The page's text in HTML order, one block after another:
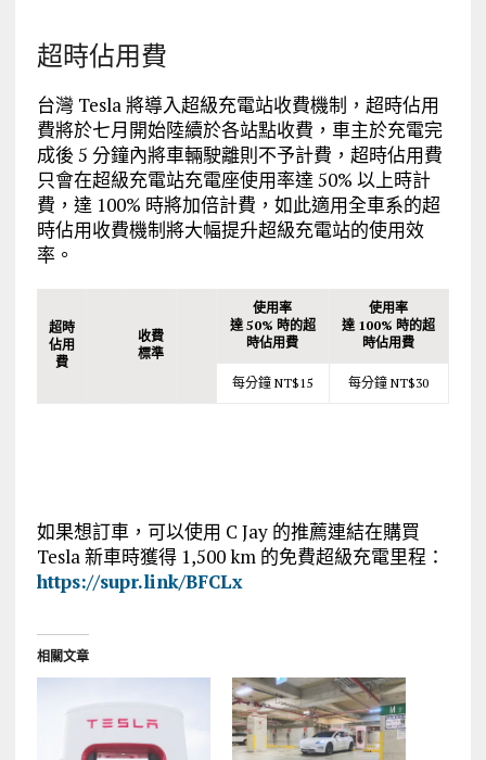
超時佔用費
台灣 Tesla 將導入超級充電站收費機制，超時佔用
費將於七月開始陸續於各站點收費，車主於充電完
成後 5 分鐘內將車輛駛離則不予計費，超時佔用費
只會在超級充電站充電座使用率達 50% 以上時計
費，達 100% 時將加倍計費，如此適用全車系的超
時佔用收費機制將大幅提升超級充電站的使用效
率。
超時
佔用
費
收費
標準
使用率
達50% 時的超
時佔用費
使用率
達100% 時的超
時佔用費
每分鐘 NT$15 每分鐘 NT$30
如果想訂車，可以使用 C Jay 的推薦連結在購買
Tesla 新車時獲得 1,500 km 的免費超級充電里程：
https://supr.link/BFCLx
相關文章